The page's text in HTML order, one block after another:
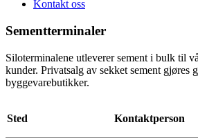
Kontakt oss
Sementterminaler
Siloterminalene utleverer sement i bulk til
kunder. Privatsalg av sekket sement gjøres
byggevarebutikker.
Sted Kontaktperson